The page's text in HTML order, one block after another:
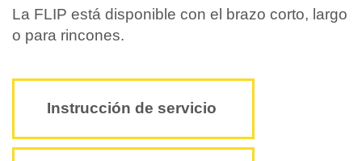
La FLIP está disponible con el brazo corto, largo
o para rincones.
Instrucción de servicio